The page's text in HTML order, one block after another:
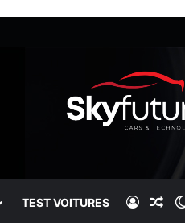
TEST VOITURES